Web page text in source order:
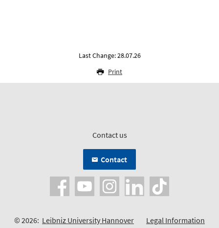
Last Change: 28.07.26
Print
Contact us
Contact
© 2026: Leibniz University Hannover Legal Information